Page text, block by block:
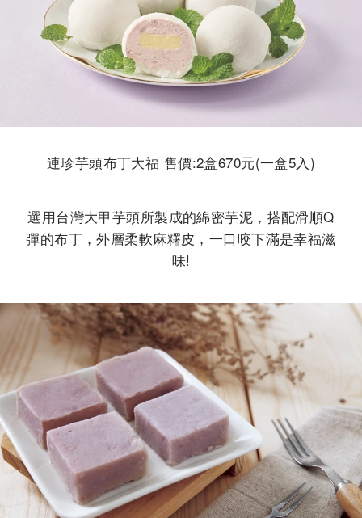
連珍芋頭布丁大福 售價:2盒670元(一盒5入)
選用台灣大甲芋頭所製成的綿密芋泥，搭配滑順Q
彈的布丁，外層柔軟麻糬皮，一口咬下滿是幸福滋
味!